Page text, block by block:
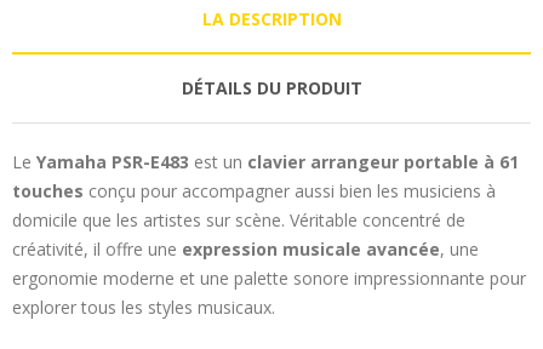
LA DESCRIPTION
DÉTAILS DU PRODUIT
Le Yamaha PSR-E483 est un clavier arrangeur portable à 61
touches conçu pour accompagner aussi bien les musiciens à
domicile que les artistes sur scène. Véritable concentré de
créativité, il offre une expression musicale avancée, une
ergonomie moderne et une palette sonore impressionnante pour
explorer tous les styles musicaux.